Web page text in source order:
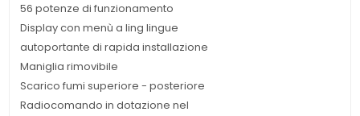
56 potenze di funzionamento
Display con menù a ling lingue
autoportante di rapida installazione
Maniglia rimovibile
Scarico fumi superiore - posteriore
Radiocomando in dotazione nel